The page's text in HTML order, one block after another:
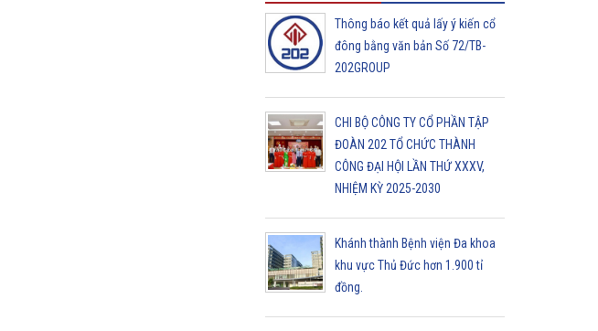
Thông báo kết quả lấy ý kiến cổ
đông bằng văn bản Số 72/TB-
202GROUP
CHI BỘ CÔNG TY CỔ PHẦN TẬP
ĐOÀN 202 TỔ CHỨC THÀNH
CÔNG ĐẠI HỘI LẦN THỨ XXXV,
NHIỆM KỲ 2025-2030
Khánh thành Bệnh viện Đa khoa
khu vực Thủ Đức hơn 1.900 tỉ
đồng.